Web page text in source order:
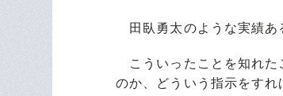
田臥勇太のような実績あ
こういったことを知れた
のか、どういう指示をすれ